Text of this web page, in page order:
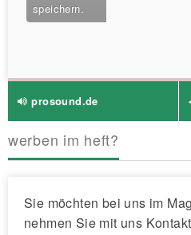
speichern.
prosound.de
werben im heft?
Sie möchten bei uns im
nehmen Sie mit uns